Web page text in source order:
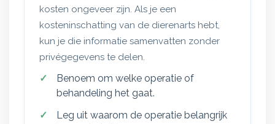
kosten ongeveer zijn. Als je een
kosteninschatting van de dierenarts hebt,
kun je die informatie samenvatten zonder
privégegevens te delen.
Benoem om welke operatie of
behandeling het gaat.
Leg uit waarom de operatie belangrijk